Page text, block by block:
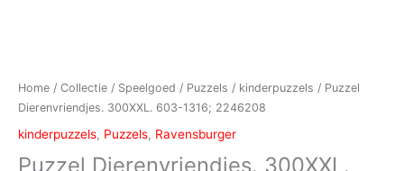
Home / Collectie / Speelgoed / Puzzels / kinderpuzzels / Puzzel
Dierenvriendjes. 300XXL. 603-1316; 2246208
kinderpuzzels, Puzzels, Ravensburger
Puzzel Dierenvriendjes. 300XXL.